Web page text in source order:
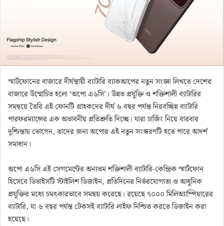
a
স্মার্টফোনের বাজারে দীর্ঘস্থায়ী ব্যাটারি ব্যাকআপের নতুন সংজ্ঞা লিখতে দেশের
বাজারে উন্মোচিত হলো ‘অপো এ৬সি’। উন্নত প্রযুক্তি ও শক্তিশালী ব্যাটারির
সমন্বয়ে তৈরি এই ফোনটি গ্রাহকদের দীর্ঘ ৬ বছর পর্যন্ত নিরবচ্ছিন্ন ব্যাটারি
পারফরম্যান্সের এক অভাবনীয় প্রতিশ্রুতি দিচ্ছে। যারা চার্জিং নিয়ে বারবার
দুশ্চিন্তায় ভোগেন, তাদের জন্য অপোর এই নতুন সংস্করণটি হতে পারে আদর্শ
সমাধান।
অপো এ৬সি এই সেগমেন্টের অন্যতম শক্তিশালী ব্যাটারি-কেন্দ্রিক স্মার্টফোন
হিসেবে ডিভাইসটি স্টাইলিশ ডিজাইন, প্রতিদিনের নির্ভরযোগ্যতা ও আধুনিক
প্রযুক্তির মধ্যে চমৎকারভাবে সমন্বয় করেছে। রয়েছে ৭০০০ মিলিঅ্যাম্পিয়ারের
ব্যাটারি, যা ৬ বছর পর্যন্ত টেকসই ব্যাটারি লাইফ নিশ্চিত করতে ডিজাইন করা
হয়েছে।